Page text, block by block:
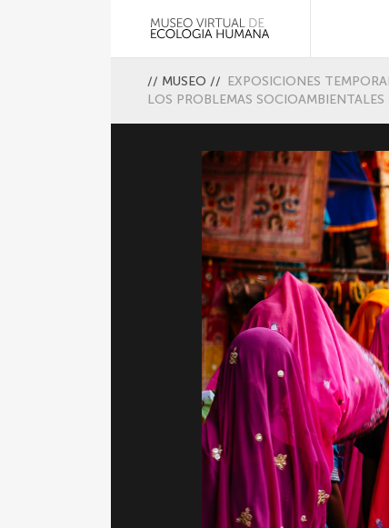
// MUSEO // EXPOSICIONES
LOS PROBLEMAS SOCIOAMBIENTALES